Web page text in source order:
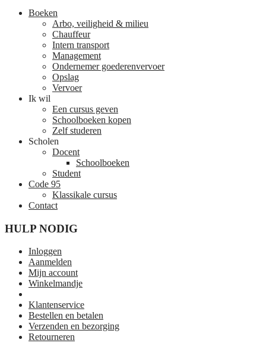
Boeken
Arbo, veiligheid & milieu
Chauffeur
Intern transport
Management
Ondernemer goederenvervoer
Opslag
Vervoer
Ik wil
Een cursus geven
Schoolboeken kopen
Zelf studeren
Scholen
Docent
Schoolboeken
Student
Code 95
Klassikale cursus
Contact
HULP NODIG
Inloggen
Aanmelden
Mijn account
Winkelmandje
Klantenservice
Bestellen en betalen
Verzenden en bezorging
Retourneren